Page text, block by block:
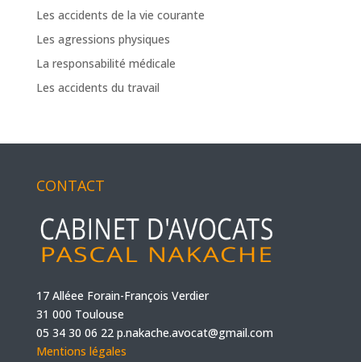
Les accidents de la vie courante
Les agressions physiques
La responsabilité médicale
Les accidents du travail
CONTACT
17 Alléee Forain-François Verdier
31 000 Toulouse
05 34 30 06 22 p.nakache.avocat@gmail.com
Mentions légales